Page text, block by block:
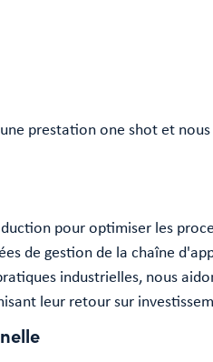
prestation one shot et
pour optimiser les
de gestion de la chaîne
industrielles, nous
leur retour sur